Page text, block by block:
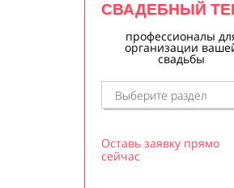
СВАДЕБНЫЙ
профессионалы
организации
свадьбы
Оставь заявку прямо
сейчас